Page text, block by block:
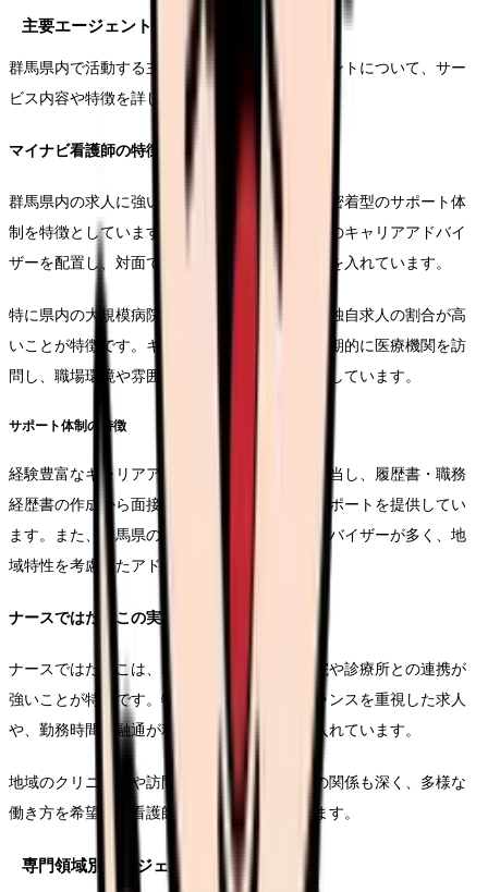
主要エージェント詳細分析
群馬県内で活動する主要な看護師転職エージェントについて、サー
ビス内容や特徴を詳しく分析していきます。
マイナビ看護師の特徴と強み
群馬県内の求人に強いマイナビ看護師は、地域密着型のサポート体
制を特徴としています。前橋市と高崎市に専門のキャリアアドバイ
ザーを配置し、対面でのカウンセリングにも力を入れています。
特に県内の大規模病院との太いパイプを持ち、独自求人の割合が高
いことが特徴です。キャリアアドバイザーは定期的に医療機関を訪
問し、職場環境や雰囲気などの生の情報を収集しています。
サポート体制の特徴
経験豊富なキャリアアドバイザーが一貫して担当し、履歴書・職務
経歴書の作成から面接対策まで、きめ細かなサポートを提供してい
ます。また、群馬県の医療事情に精通したアドバイザーが多く、地
域特性を考慮したアドバイスが受けられます。
ナースではたらこの実績と特色
ナースではたらこは、群馬県内の中小規模病院や診療所との連携が
強いことが特徴です。特に、ワークライフバランスを重視した求人
や、勤務時間の融通が利く職場の紹介に力を入れています。
地域のクリニックや訪問看護ステーションとの関係も深く、多様な
働き方を希望する看護師のニーズに応えています。
専門領域別エージェント比較